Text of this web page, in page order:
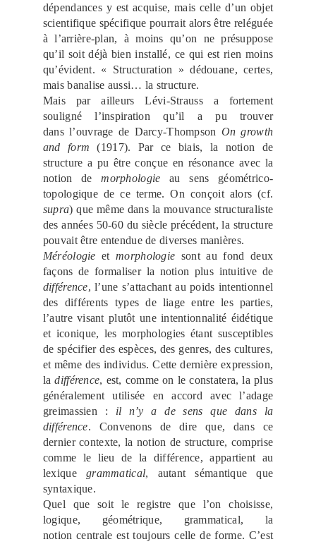
dépendances y est acquise, mais celle d’un objet
scientifique spécifique pourrait alors être reléguée
à l’arrière-plan, à moins qu’on ne présuppose
qu’il soit déjà bien installé, ce qui est rien moins
qu’évident. « Structuration » dédouane, certes,
mais banalise aussi… la structure.
Mais par ailleurs Lévi-Strauss a fortement
souligné l’inspiration qu’il a pu trouver
dans l’ouvrage de Darcy-Thompson On growth
and form (1917). Par ce biais, la notion de
structure a pu être conçue en résonance avec la
notion demorphologie au sens géométrico-
topologique de ce terme. On conçoit alors (cf.
supra) que même dans la mouvance structuraliste
des années 50-60 du siècle précédent, la structure
pouvait être entendue de diverses manières.
Méréologie etmorphologie sont au fond deux
façons de formaliser la notion plus intuitive de
différence, l’une s’attachant au poids intentionnel
des différents types de liage entre les parties,
l’autre visant plutôt une intentionnalité éidétique
et iconique, les morphologies étant susceptibles
de spécifier des espèces, des genres, des cultures,
et même des individus. Cette dernière expression,
ladifférence, est, comme on le constatera, la plus
généralement utilisée en accord avec l’adage
greimassien : il n’y a de sens que dans la
différence. Convenons de dire que, dans ce
dernier contexte, la notion de structure, comprise
comme le lieu de la différence, appartient au
lexique grammatical, autant sémantique que
syntaxique.
Quel que soit le registre que l’on choisisse,
logique, géométrique, grammatical, la
notion centrale est toujours celle de forme. C’est